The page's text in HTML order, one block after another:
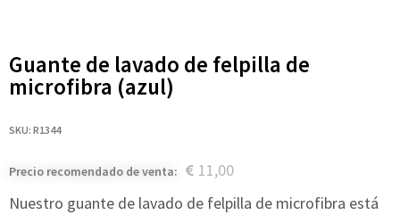
Guante de lavado de felpilla de
microfibra (azul)
SKU: R1344
Precio recomendado de venta:
11,00
Nuestro guante de lavado de felpilla de microfibra está